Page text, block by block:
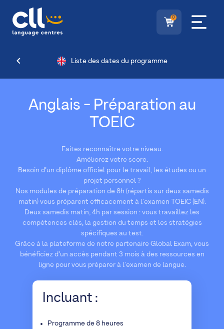
0
Liste des dates du programme
Anglais - Préparation au
TOEIC
Faites reconnaître votre niveau.
Améliorez votre score.
Besoin d’un diplôme officiel pour le travail, les études ou un
projet personnel ?
Nos modules de préparation de 8h (répartis sur deux samedis
matin) vous préparent efficacement à l'examen TOEIC (EN).
Deux samedis matin, 4h par session : vous travaillez les
compétences clés, la gestion du temps et les stratégies
spécifiques au test.
Grâce à la plateforme de notre partenaire Global Exam, vous
bénéficiez d’un accès pendant 3 mois à des ressources en
ligne pour vous préparer à l'examen de langue.
Incluant :
Programme de 8 heures